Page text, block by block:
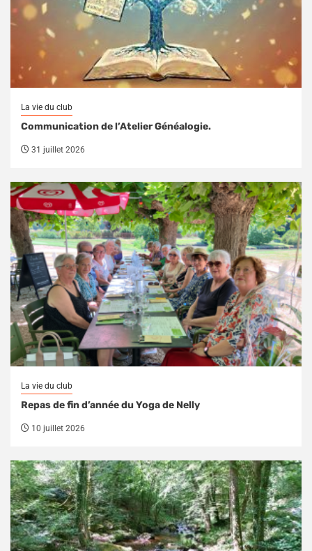
La vie du club
Communication de l’Atelier Généalogie.
31 juillet 2026
La vie du club
Repas de fin d’année du Yoga de Nelly
10 juillet 2026